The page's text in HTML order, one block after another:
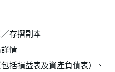
存摺副本
情
括損益表及資產負債表）、